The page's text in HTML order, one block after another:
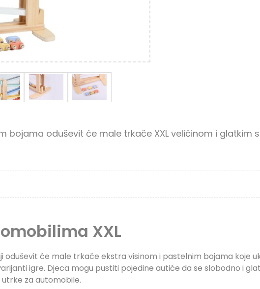
bojama oduševit će male trkače XXL veličinom i
XXL
oduševit će male trkače ekstra visinom i pastelnim bojama koje
igre. Djeca mogu pustiti pojedine autiće da se slobodno i
utrke za automobile.